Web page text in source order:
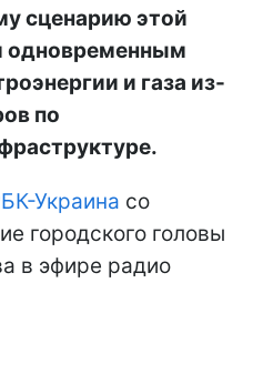
сценарию этой
и газа из-
по
Украина со
городского головы
в эфире радио